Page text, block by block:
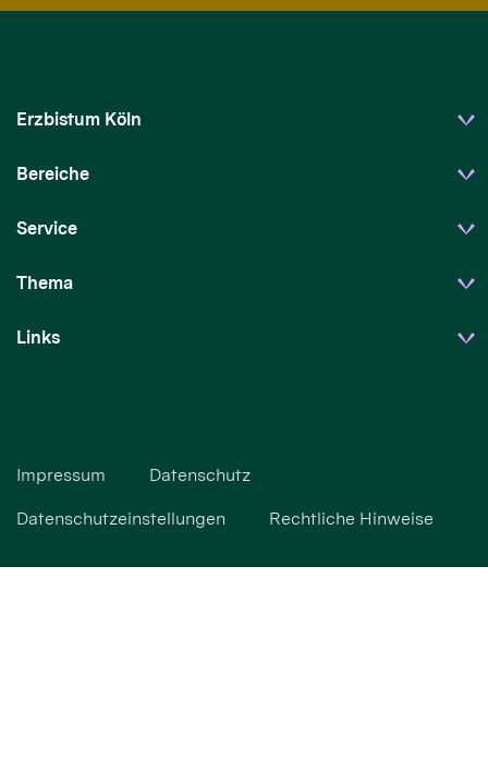
Erzbistum Köln
Bereiche
Service
Thema
Links
Impressum Datenschutz
Datenschutzeinstellungen Rechtliche Hinweise